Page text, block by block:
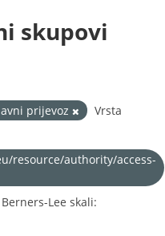
skupovi
prijevoz
Vrsta
resource/authority/access-
Lee skali: